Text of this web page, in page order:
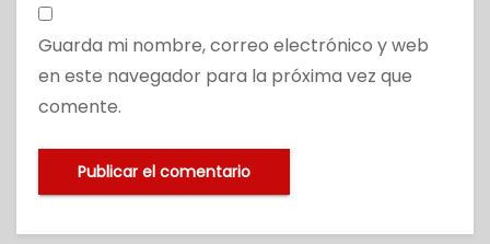
Guarda mi nombre, correo electrónico y web
en este navegador para la próxima vez que
comente.